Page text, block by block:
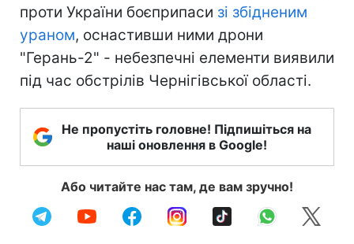
проти України боєприпаси зі збідненим
ураном, оснастивши ними дрони
"Герань-2" - небезпечні елементи виявили
під час обстрілів Чернігівської області.
Не пропустіть головне! Підпишіться на
наші оновлення в Google!
Або читайте нас там, де вам зручно!